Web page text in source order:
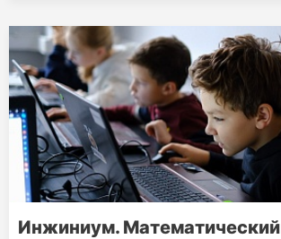
Инжиниум. Математический